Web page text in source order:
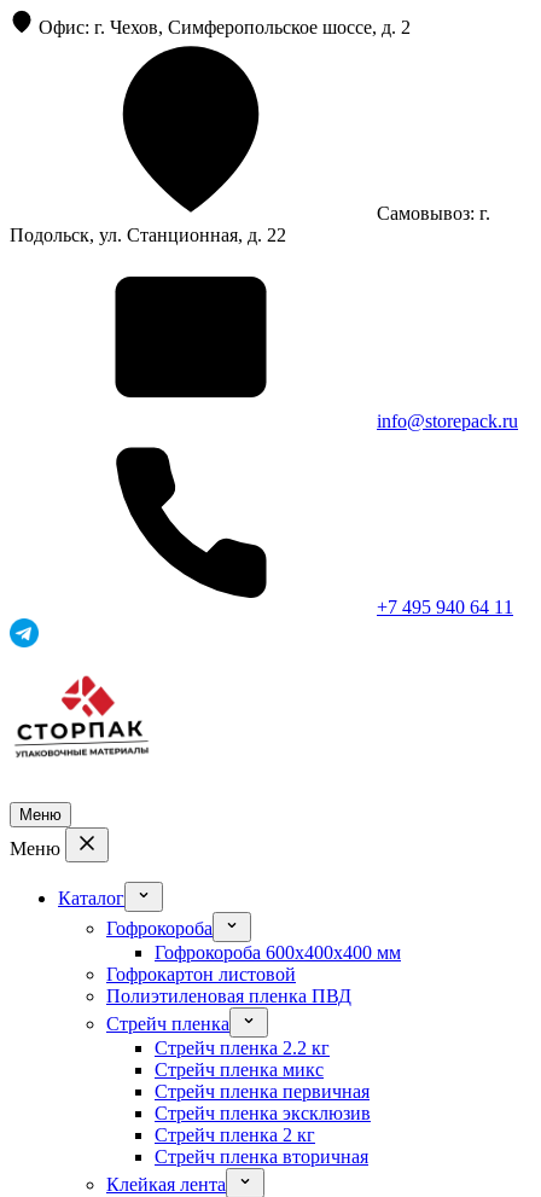
Офис: г. Чехов, Симферопольское шоссе, д. 2
Самовывоз: г.
Подольск, ул. Станционная, д. 22
info@storepack.ru
+7 495 940 64 11
Меню
Меню
Каталог
Гофрокороба
Гофрокороба 600x400x400 мм
Гофрокартон листовой
Полиэтиленовая пленка ПВД
Стрейч пленка
Стрейч пленка 2.2 кг
Стрейч пленка микс
Стрейч пленка первичная
Стрейч пленка эксклюзив
Стрейч пленка 2 кг
Стрейч пленка вторичная
Клейкая лента